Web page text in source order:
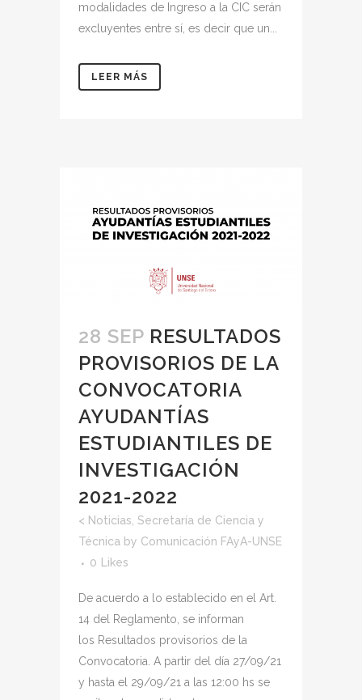
modalidades de Ingreso a la CIC serán
excluyentes entre sí, es decir que un...
LEER MÁS
28 SEP RESULTADOS
PROVISORIOS DE LA
CONVOCATORIA
AYUDANTÍAS
ESTUDIANTILES DE
INVESTIGACIÓN
2021-2022
< Noticias Secretaría de Ciencia y
Técnica by Comunicación FAyA-UNSE
0
Likes
De acuerdo a lo establecido en el Art.
14 del Reglamento, se informan
los Resultados provisorios de la
Convocatoria. A partir del día 27/09/21
y hasta el 29/09/21 a las 12:00 hs se